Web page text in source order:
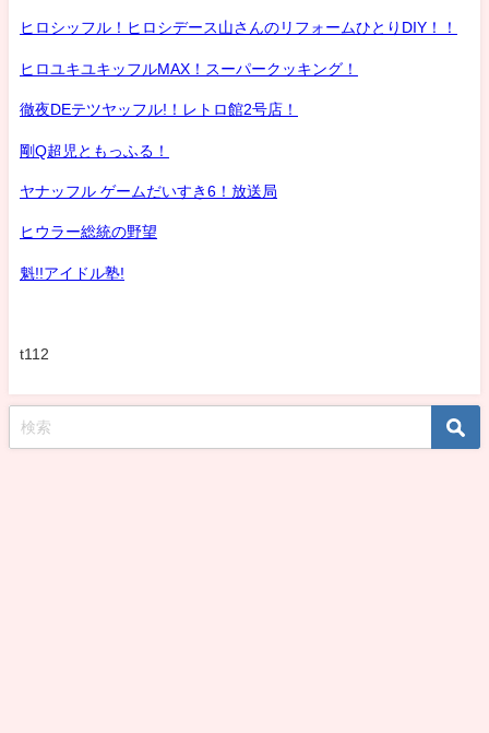
ヒロシッフル！ヒロシデース山さんのリフォームひとりDIY！！
ヒロユキユキッフルMAX！スーパークッキング！
徹夜DEテツヤッフル!！レトロ館2号店！
剛Q超児ともっふる！
ヤナッフル ゲームだいすき6！放送局
ヒウラー総統の野望
魁!!アイドル塾!
t112